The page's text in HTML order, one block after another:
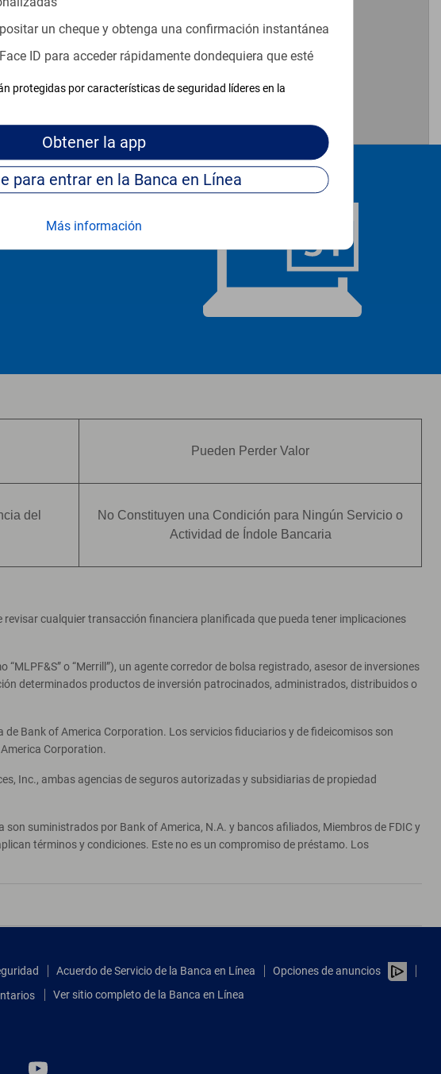
un cheque y obtenga una confirmación instantánea
ID para acceder rápidamente dondequiera que esté
protegidas por características de seguridad líderes en la
Obtener la app
Continúe para entrar en la Banca en Línea
Más información
Pueden Perder Valor
del
No Constituyen una Condición para Ningún Servicio o
Actividad de Índole Bancaria
cualquier transacción financiera planificada que pueda tener implicaciones
o “Merrill”), un agente corredor de bolsa registrado, asesor de inversiones
determinados productos de inversión patrocinados, administrados, distribuidos o
Bank of America Corporation. Los servicios fiduciarios y de fideicomisos son
Corporation.
Inc., ambas agencias de seguros autorizadas y subsidiarias de propiedad
suministrados por Bank of America, N.A. y bancos afiliados, Miembros de FDIC y
términos y condiciones. Este no es un compromiso de préstamo. Los
Acuerdo de Servicio de la Banca en Línea
Opciones de anuncios
comentarios Ver sitio completo de la Banca en Línea